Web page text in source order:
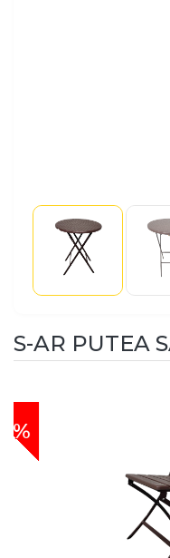
S-AR PUTEA